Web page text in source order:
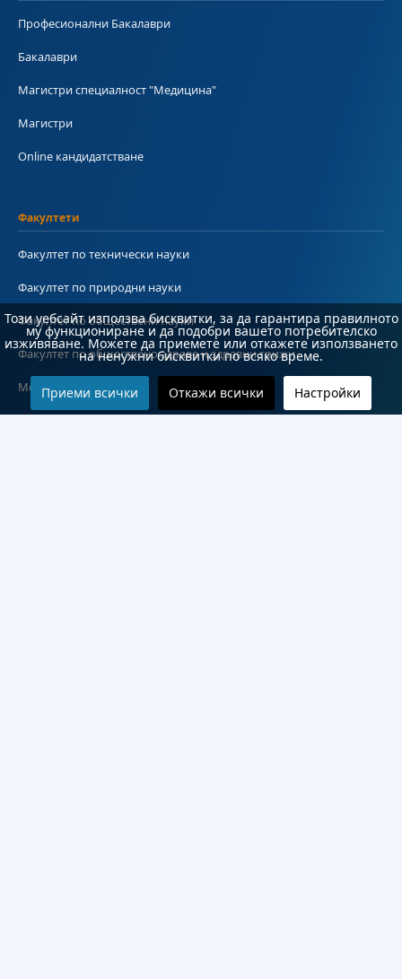
Професионални Бакалаври
Бакалаври
Магистри специалност "Медицина"
Магистри
Online кандидатстване
Факултети
Факултет по технически науки
Факултет по природни науки
Факултет по обществени науки
Факултет по обществено здраве и здравни грижи
Медицински факултет
Този уебсайт използва бисквитки, за да гарантира правилното
му функциониране и да подобри вашето потребителско
изживяване. Можете да приемете или откажете използването
на ненужни бисквитки по всяко време.
Приеми всички Откажи всички Настройки